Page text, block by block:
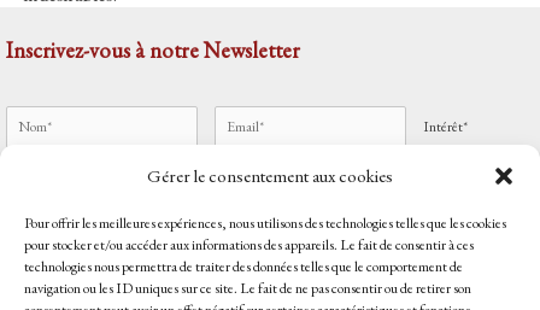
Gérer le consentement aux cookies
Pour offrir les meilleures expériences, nous utilisons des technologies telles que les cookies
pour stocker et/ou accéder aux informations des appareils. Le fait de consentir à ces
technologies nous permettra de traiter des données telles que le comportement de
navigation ou les ID uniques sur ce site. Le fait de ne pas consentir ou de retirer son
Inscrivez-vous à notre Newsletter
Intérêt*
J'accepteles mentions légales
Accueil
Qui sommes-nous ?